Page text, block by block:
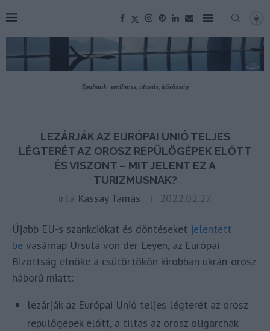
Spabook: wellness, utazás, közösség
LEZÁRJÁK AZ EURÓPAI UNIÓ TELJES
LÉGTERÉT AZ OROSZ REPÜLŐGÉPEK ELŐTT
ÉS VISZONT – MIT JELENT EZ A
TURIZMUSNAK?
írta Kassay Tamás 2022.02.27.
Újabb EU-s szankciókat és döntéseket jelentett
be vasárnap Ursula von der Leyen, az Európai
Bizottság elnöke a csütörtökön kirobban ukrán-orosz
háború miatt:
lezárják az Európai Unió teljes légterét az orosz
repülőgépek előtt, a tiltás az orosz oligarchák